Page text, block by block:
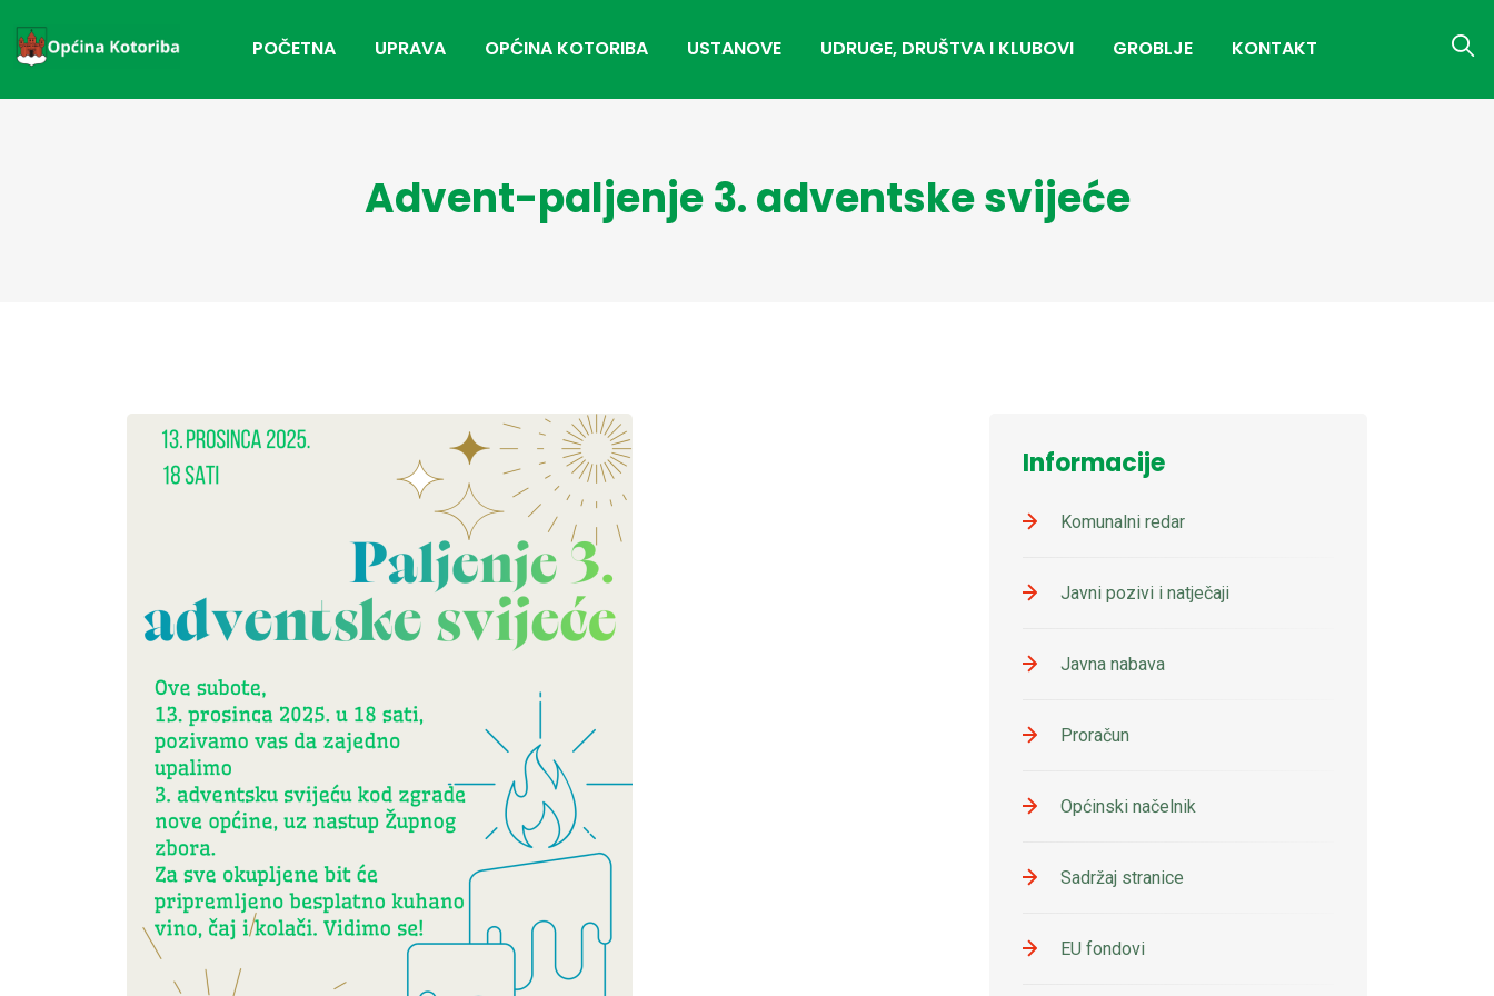
POČETNA UPRAVA OPĆINA KOTORIBA USTANOVE UDRUGE, DRUŠTVA I KLUBOVI GROBLJE KONTAKT
Advent-paljenje 3. adventske svijeće
Informacije
Komunalni redar
Javni pozivi i natječaji
Javna nabava
Proračun
Općinski načelnik
Sadržaj stranice
EU fondovi